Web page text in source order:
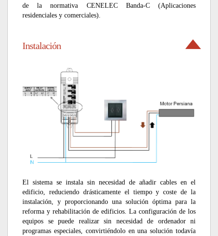
de la normativa CENELEC Banda-C (Aplicaciones
residenciales y comerciales).
Instalación
El sistema se instala sin necesidad de añadir cables en el
edificio, reduciendo drásticamente el tiempo y coste de la
instalación, y proporcionando una solución óptima para la
reforma y rehabilitación de edificios. La configuración de los
equipos se puede realizar sin necesidad de ordenador ni
programas especiales, convirtiéndolo en una solución todavía